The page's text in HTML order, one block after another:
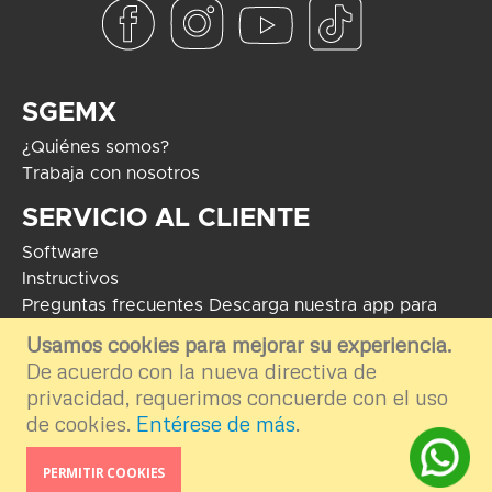
Usamos cookies para mejorar su experiencia.
De acuerdo con la nueva directiva de
privacidad, requerimos concuerde con el uso
de cookies. Entérese de más.
PERMITIR COOKIES
SGEMX
¿Quiénes somos?
Trabaja con nosotros
SERVICIO AL CLIENTE
Software
Instructivos
Preguntas frecuentes Descarga nuestra app para
Android
COPYRIGHT 2024 - Soluciones Globales en Electrónica. El uso de
marcas mostradas tiene como fin informar e ilustrar el contenido de la
plataforma por ende nos deslindamos del uso externo e inapropiado.